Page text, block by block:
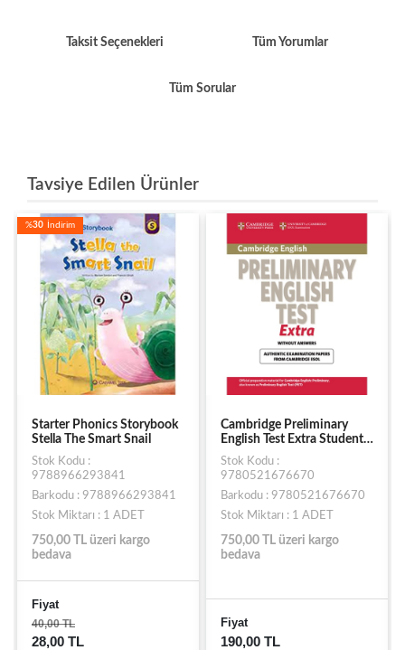
Taksit Seçenekleri Tüm Yorumlar
Tüm Sorular
Tavsiye Edilen Ürünler
%30 İndirim
Starter Phonics Storybook
Stella The Smart Snail
Stok Kodu :
9788966293841
Barkodu : 9788966293841
Stok Miktarı : 1 ADET
750,00 TL üzeri kargo
bedava
Fiyat
40,00 TL
28,00 TL
Cambridge Preliminary
English Test Extra Student's
Book without Answers
Stok Kodu :
9780521676670
Barkodu : 9780521676670
Stok Miktarı : 1 ADET
750,00 TL üzeri kargo
bedava
Fiyat
190,00 TL